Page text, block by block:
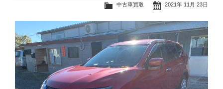
2021年 11月 23日
中古車買取